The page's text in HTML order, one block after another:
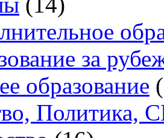
за
образование
Политика,